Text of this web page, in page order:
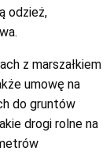
odzież,
z marszałkiem
umowę na
do gruntów
drogi rolne na